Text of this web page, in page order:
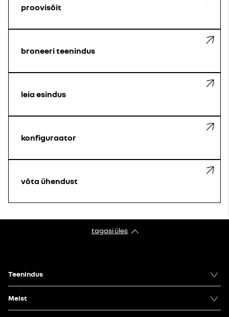
proovisõit
broneeri teenindus
leia esindus
konfiguraator
võta ühendust
tagasi üles
Teenindus
Meist